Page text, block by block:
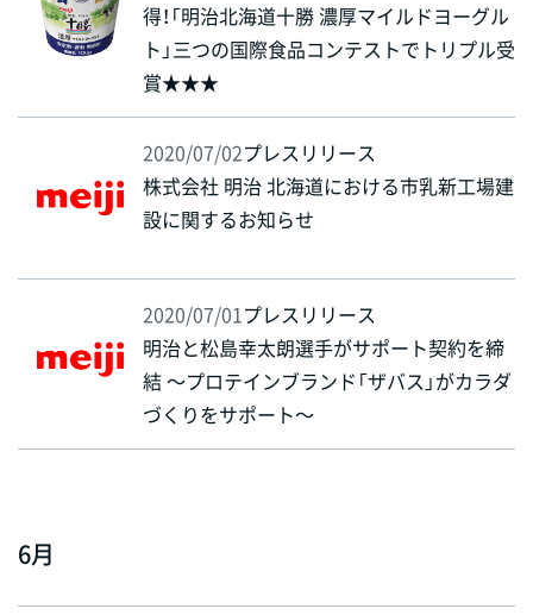
得！「明治北海道十勝 濃厚マイルドヨーグル
ト」三つの国際食品コンテストでトリプル受
賞★★★
2020/07/02プレスリリース
株式会社 明治 北海道における市乳新工場建
設に関するお知らせ
2020/07/01 プレスリリース
明治と松島幸太朗選手がサポート契約を締
結 ～プロテインブランド「ザバス」がカラダ
づくりをサポート～
6月